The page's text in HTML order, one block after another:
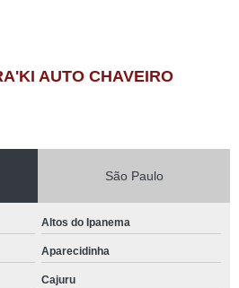
AUTO CHAVEIRO
São Paulo
Altos do Ipanema
Aparecidinha
Cajuru